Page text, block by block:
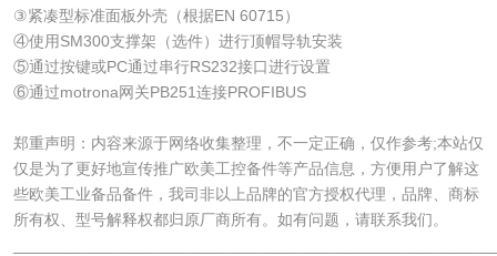
③紧凑型标准面板外壳（根据EN 60715）
④使用SM300支撑架（选件）进行顶帽导轨安装
⑤通过按键或PC通过串行RS232接口进行设置
⑥通过motrona网关PB251连接PROFIBUS
郑重声明：内容来源于网络收集整理，不一定正确，仅作参考;本站仅
仅是为了更好地宣传推广欧美工控备件等产品信息，方便用户了解这
些欧美工业备品备件，我司非以上品牌的官方授权代理，品牌、商标
所有权、型号解释权都归原厂商所有。如有问题，请联系我们。